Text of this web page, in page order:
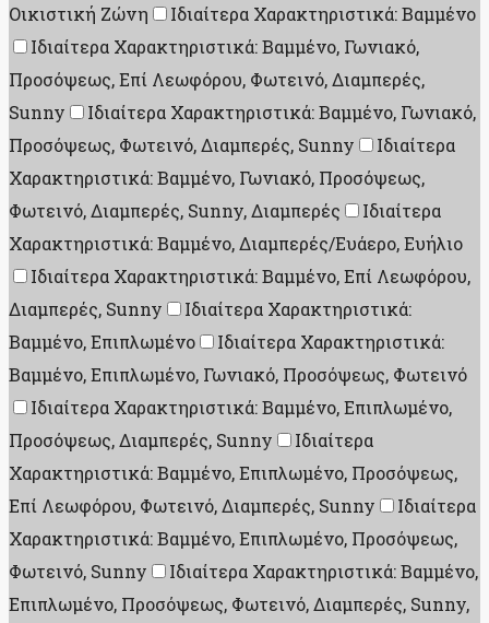
Οικιστική Ζώνη
Ιδιαίτερα Χαρακτηριστικά: Βαμμένο
Ιδιαίτερα Χαρακτηριστικά: Βαμμένο, Γωνιακό,
Προσόψεως, Επί Λεωφόρου, Φωτεινό, Διαμπερές,
Sunny
Ιδιαίτερα Χαρακτηριστικά: Βαμμένο, Γωνιακό,
Προσόψεως, Φωτεινό, Διαμπερές, Sunny
Ιδιαίτερα
Χαρακτηριστικά: Βαμμένο, Γωνιακό, Προσόψεως,
Φωτεινό, Διαμπερές, Sunny, Διαμπερές
Ιδιαίτερα
Χαρακτηριστικά: Βαμμένο, Διαμπερές/Ευάερο, Ευήλιο
Ιδιαίτερα Χαρακτηριστικά: Βαμμένο, Επί Λεωφόρου,
Διαμπερές, Sunny
Ιδιαίτερα Χαρακτηριστικά:
Βαμμένο, Επιπλωμένο
Ιδιαίτερα Χαρακτηριστικά:
Βαμμένο, Επιπλωμένο, Γωνιακό, Προσόψεως, Φωτεινό
Ιδιαίτερα Χαρακτηριστικά: Βαμμένο, Επιπλωμένο,
Προσόψεως, Διαμπερές, Sunny
Ιδιαίτερα
Χαρακτηριστικά: Βαμμένο, Επιπλωμένο, Προσόψεως,
Επί Λεωφόρου, Φωτεινό, Διαμπερές, Sunny
Ιδιαίτερα
Χαρακτηριστικά: Βαμμένο, Επιπλωμένο, Προσόψεως,
Φωτεινό, Sunny
Ιδιαίτερα Χαρακτηριστικά: Βαμμένο,
Επιπλωμένο, Προσόψεως, Φωτεινό, Διαμπερές, Sunny,